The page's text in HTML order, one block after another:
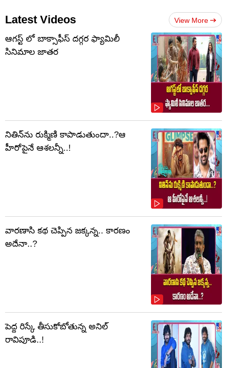
Latest Videos View More
ఆగస్ట్ లో బాక్సాఫీస్ దగ్గర ఫ్యామిలీ
సినిమాల జాతర
నితిన్‌ను రుక్మిణి కాపాడుతుందా..?ఆ
హీరోపైనే ఆశలన్నీ..!
వారణాసి కథ చెప్పిన జక్కన్న.. కారణం
అదేనా..?
పెద్ద రిస్కే తీసుకోబోతున్న అనిల్
రావిపూడి..!